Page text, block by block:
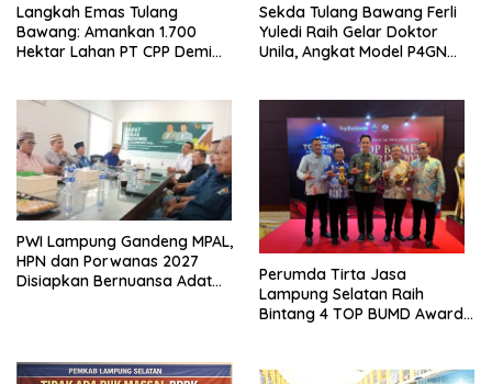
Langkah Emas Tulang
Bawang: Amankan 1.700
Hektar Lahan PT CPP Demi
Sekda Tulang Bawang Ferli
Yuledi Raih Gelar Doktor
Unila, Angkat Model P4GN
PWI Lampung Gandeng MPAL,
HPN dan Porwanas 2027
Disiapkan Bernuansa Adat
Perumda Tirta Jasa
Lampung Selatan Raih
Bintang 4 TOP BUMD Awards